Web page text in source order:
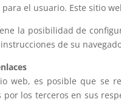
para el usuario. Este sitio
la posibilidad de
de su
web, es posible que se
los terceros en sus